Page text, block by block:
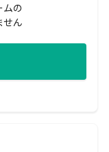
ムの
せん